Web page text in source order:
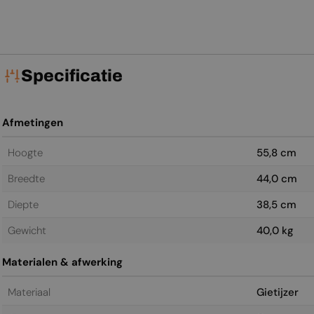
Specificatie
Afmetingen
Hoogte
55,8 cm
Breedte
44,0 cm
Diepte
38,5 cm
Gewicht
40,0 kg
Materialen & afwerking
Materiaal
Gietijzer